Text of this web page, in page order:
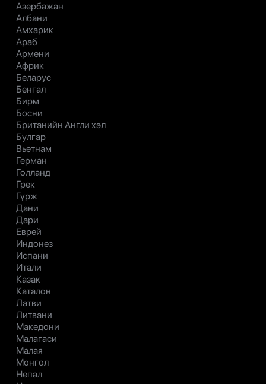
Азербажан
Албани
Амхарик
Араб
Армени
Африк
Беларус
Бенгал
Бирм
Босни
Британийн Англи хэл
Булгар
Вьетнам
Герман
Голланд
Грек
Гүрж
Дани
Дари
Еврей
Индонез
Испани
Итали
Казак
Каталон
Латви
Литвани
Македони
Малагаси
Малая
Монгол
Непал